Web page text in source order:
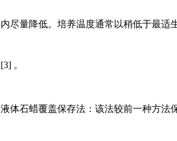
内尽量降低。培养温度通常以稍低于最适
[3] 。
液体石蜡覆盖保存法：该法较前一种方法